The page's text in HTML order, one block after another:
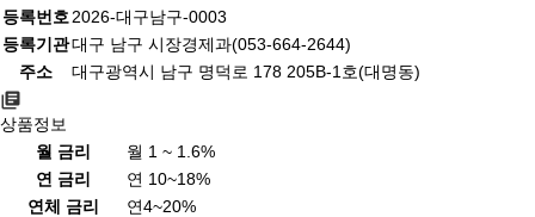
등록번호 2026-대구남구-0003
등록기관대구 남구 시장경제과(053-664-2644)
주소
대구광역시 남구 명덕로 178 205B-1호(대명동)
상품정보
월 금리
월 1 ~ 1.6%
연 금리
연 10~18%
연체 금리
연4~20%